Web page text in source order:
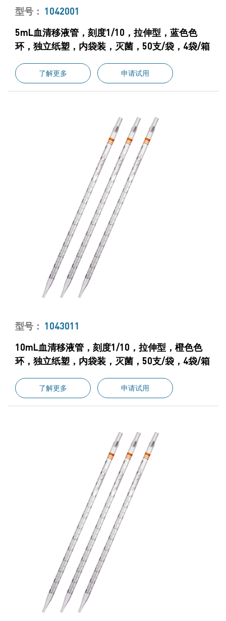
型号： 1042001
5mL血清移液管，刻度1/10，拉伸型，蓝色色
环，独立纸塑，内袋装，灭菌，50支/袋，4袋/箱
了解更多 申请试用
型号： 1043011
10mL血清移液管，刻度1/10，拉伸型，橙色色
环，独立纸塑，内袋装，灭菌，50支/袋，4袋/箱
了解更多 申请试用